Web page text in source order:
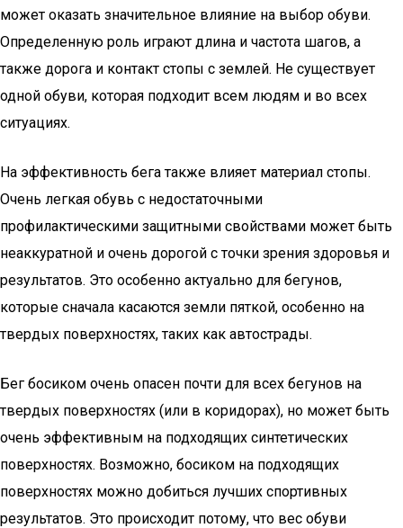
может оказать значительное влияние на выбор обуви.
Определенную роль играют длина и частота шагов, а
также дорога и контакт стопы с землей. Не существует
одной обуви, которая подходит всем людям и во всех
ситуациях.
На эффективность бега также влияет материал стопы.
Очень легкая обувь с недостаточными
профилактическими защитными свойствами может быть
неаккуратной и очень дорогой с точки зрения здоровья и
результатов. Это особенно актуально для бегунов,
которые сначала касаются земли пяткой, особенно на
твердых поверхностях, таких как автострады.
Бег босиком очень опасен почти для всех бегунов на
твердых поверхностях (или в коридорах), но может быть
очень эффективным на подходящих синтетических
поверхностях. Возможно, босиком на подходящих
поверхностях можно добиться лучших спортивных
результатов. Это происходит потому, что вес обуви